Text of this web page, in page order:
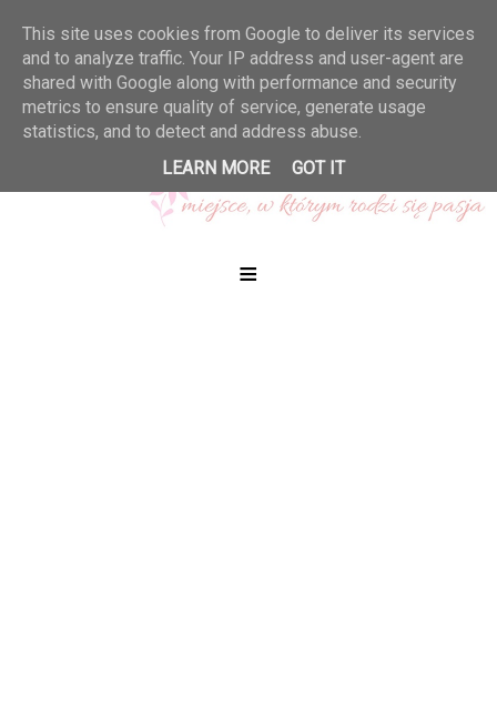
≡
This site uses cookies from Google to deliver its services
and to analyze traffic. Your IP address and user-agent are
shared with Google along with performance and security
metrics to ensure quality of service, generate usage
statistics, and to detect and address abuse.
LEARN MORE
GOT IT